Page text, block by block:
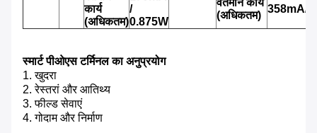
कार्य
(अधिकतम)
/
0.875W
वर्तमान कार्य
(अधिकतम)
358mA/
स्मार्ट पीओएस टर्मिनल का अनुप्रयोग
1. खुदरा
2. रेस्तरां और आतिथ्य
3. फील्ड सेवाएं
4. गोदाम और निर्माण